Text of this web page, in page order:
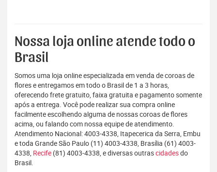
Nossa loja online atende todo o
Brasil
Somos uma loja online especializada em venda de coroas de
flores e entregamos em todo o Brasil de 1 a 3 horas,
oferecendo frete gratuito, faixa gratuita e pagamento somente
após a entrega. Você pode realizar sua compra online
facilmente escolhendo alguma de nossas coroas de flores
acima, ou falando com nossa equipe de atendimento.
Atendimento Nacional: 4003-4338, Itapecerica da Serra, Embu
e toda Grande São Paulo (11) 4003-4338, Brasília (61) 4003-
4338, Recife (81) 4003-4338, e diversas outrascidadesdo
Brasil.